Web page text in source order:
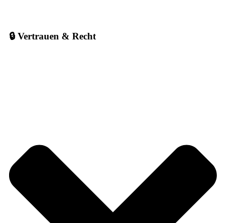
🔒 Vertrauen & Recht